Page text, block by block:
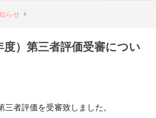
らせ
度）第三者評価受審につい
三者評価を受審致しました。